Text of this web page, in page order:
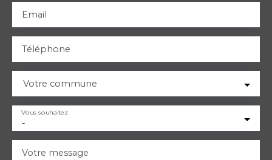
Email
Téléphone
Votre commune
-
Vous souhaitez
Votre message